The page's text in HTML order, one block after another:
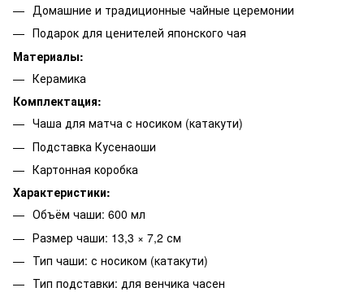
Домашние и традиционные чайные церемонии
Подарок для ценителей японского чая
Материалы:
Керамика
Комплектация:
Чаша для матча с носиком (катакути)
Подставка Кусенаоши
Картонная коробка
Характеристики:
Объём чаши: 600 мл
Размер чаши: 13,3 × 7,2 см
Тип чаши: с носиком (катакути)
Тип подставки: для венчика часен